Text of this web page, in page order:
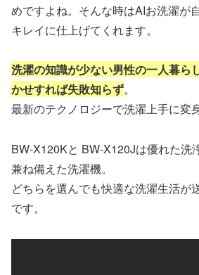
めですよね。そんな時はAIお洗濯が
キレイに仕上げてくれます。
洗濯の知識が少ない男性の一人暮ら
かせすれば失敗知らず。
最新のテクノロジーで洗濯上手に変
BW-X120Kと BW-X120Jは優れた洗
兼ね備えた洗濯機。
どちらを選んでも快適な洗濯生活が
です。